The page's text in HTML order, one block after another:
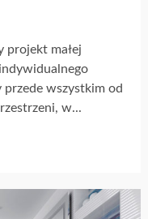
projekt małej
wszystkim od
w...